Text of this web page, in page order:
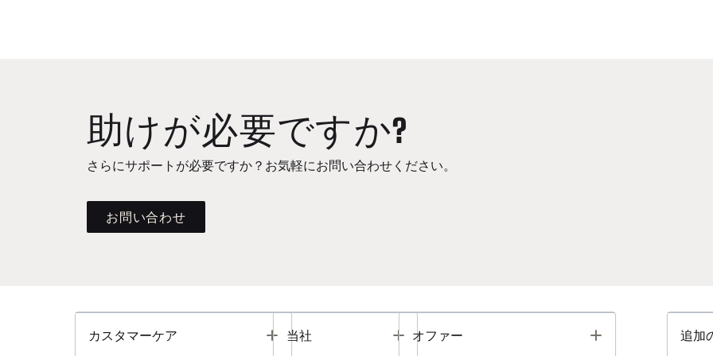
助けが必要ですか?
さらにサポートが必要ですか？お気軽にお問い合わせください。
お問い合わせ
カスタマーケア Toggle
当社 Toggle
オファー Toggle 追加